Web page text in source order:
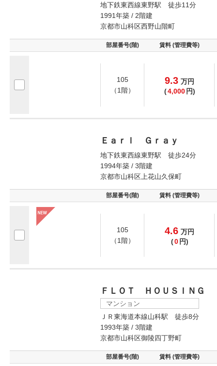
地下鉄東西線東野駅 徒歩11分
1991年築 / 2階建
京都市山科区西野山階町
部屋番号(階) 賃料 (管理費等)
105
（1階）
9.3 万円
(4,000 円)
Ｅａｒｌ Ｇｒａｙ
地下鉄東西線東野駅 徒歩24分
1994年築 / 3階建
京都市山科区上花山久保町
部屋番号(階) 賃料 (管理費等)
105
（1階）
4.6 万円
(0 円)
ＦＬＯＴ ＨＯＵＳＩＮＧ
マンション
ＪＲ東海道本線山科駅 徒歩8分
1993年築 / 3階建
京都市山科区御陵四丁野町
部屋番号(階) 賃料 (管理費等)